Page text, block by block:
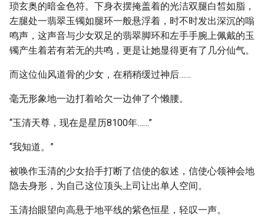
琐玄奥的暗金色符。下身衣摆掩盖着的光洁双腿白皙如脂，
左腿处一翡翠玉镯如腿环一般悬浮着，时不时发出深沉的嗡
鸣声，这声音与少女双足的翡翠脚环和左手手腕上佩戴的玉
镯产生着若有若无的共鸣，更是让她显得更有了几分仙气。
而这位仙风道骨的少女，在稍稍缓过神后……
毫无形象地一边打着哈欠一边伸了个懒腰。
“玉清天尊，现在是星历8100年……”
“我知道。”
被唤作玉清的少女抬手打断了信使的叙述，信使心领神会地
隐去身形，为自己这位顶头上司让出单人空间。
玉清抬眼望向高悬于地平线的紫色恒星，轻叹一声。